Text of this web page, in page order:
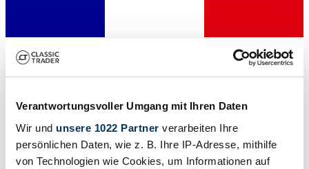
Verantwortungsvoller Umgang mit Ihren Daten
Wir und unsere 1022 Partner verarbeiten Ihre
persönlichen Daten, wie z. B. Ihre IP-Adresse, mithilfe
von Technologien wie Cookies, um Informationen auf
Händler
Fahrzeug ansehen
Buick Modelle